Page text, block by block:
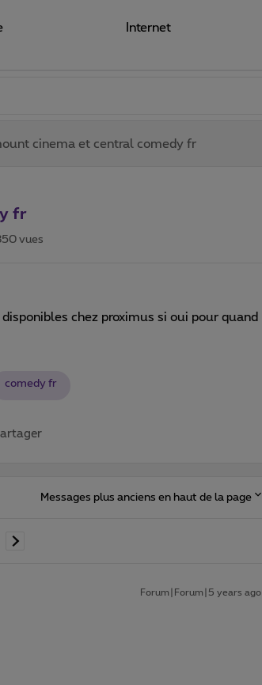
Internet
cinema et central comedy fr
fr
vues
chez proximus si oui pour quand
comedy fr
Messages plus anciens en haut de la page
Forum|Forum|5 years ago